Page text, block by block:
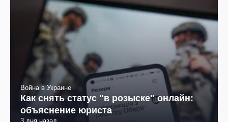
Война в Украине
Как снять статус "в розыске" онлайн:
объяснение юриста